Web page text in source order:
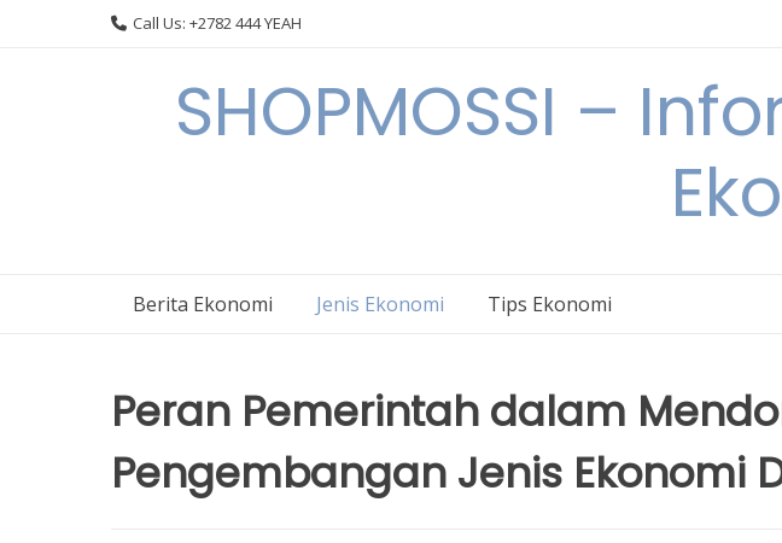
Call Us: +2782 444 YEAH
SHOPMOSSI –
Berita Ekonomi Jenis Ekonomi Tips Ekonomi
Peran Pemerintah dalam
Pengembangan Jenis Ekonomi